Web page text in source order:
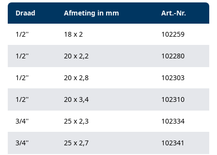
Specificaties
Draad Afmeting in mm Art.-Nr.
1/2'' 18 x 2 102259
1/2'' 20 x 2,2 102280
1/2'' 20 x 2,8 102303
1/2'' 20 x 3,4 102310
3/4'' 25 x 2,3 102334
3/4'' 25 x 2,7 102341